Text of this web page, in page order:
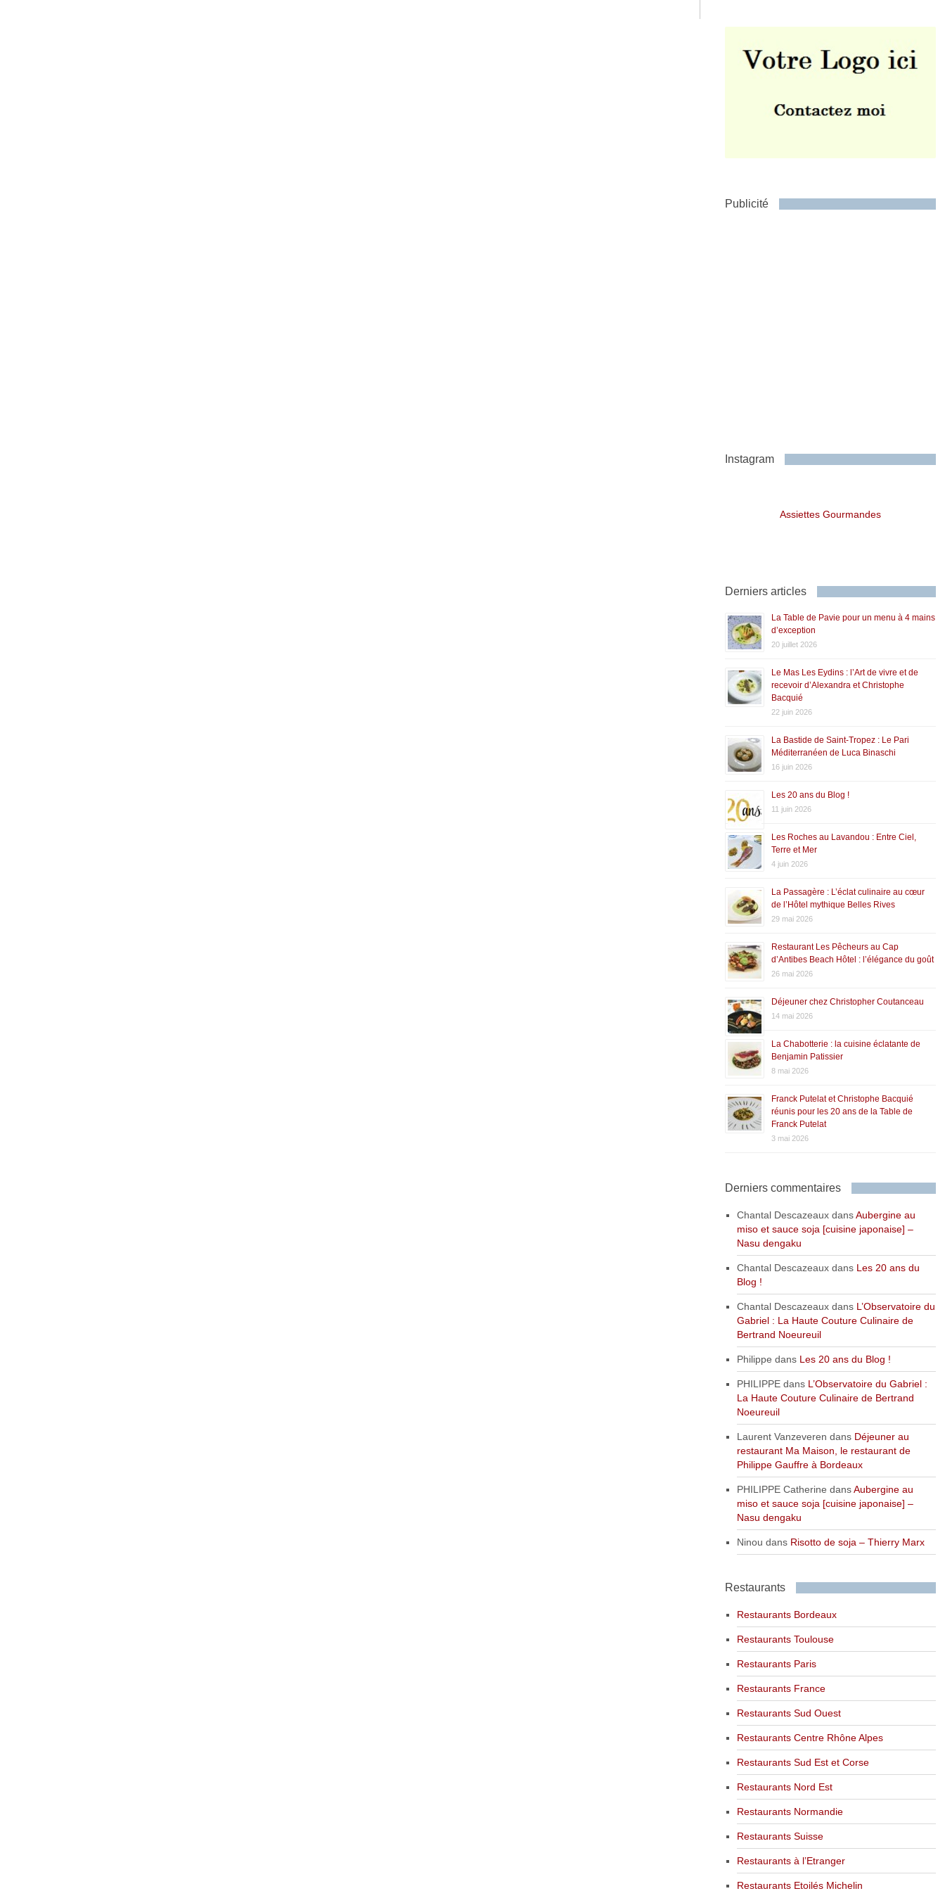
Publicité
Instagram
Assiettes Gourmandes
Derniers articles
La Table de Pavie pour un menu à 4 mains
d’exception
20 juillet 2026
Le Mas Les Eydins : l’Art de vivre et de
recevoir d’Alexandra et Christophe
Bacquié
22 juin 2026
La Bastide de Saint-Tropez : Le Pari
Méditerranéen de Luca Binaschi
16 juin 2026
Les 20 ans du Blog !
11 juin 2026
Les Roches au Lavandou : Entre Ciel,
Terre et Mer
4 juin 2026
La Passagère : L’éclat culinaire au cœur
de l’Hôtel mythique Belles Rives
29 mai 2026
Restaurant Les Pêcheurs au Cap
d’Antibes Beach Hôtel : l’élégance du goût
26 mai 2026
Déjeuner chez Christopher Coutanceau
14 mai 2026
La Chabotterie : la cuisine éclatante de
Benjamin Patissier
8 mai 2026
Franck Putelat et Christophe Bacquié
réunis pour les 20 ans de la Table de
Franck Putelat
3 mai 2026
Derniers commentaires
Chantal DescazeauxdansAubergine au
miso et sauce soja [cuisine japonaise] –
Nasu dengaku
Chantal Descazeauxdans Les 20 ans du
Blog !
Chantal Descazeauxdans L’Observatoire du
Gabriel : La Haute Couture Culinaire de
Bertrand Noeureuil
Philippe dans Les 20 ans du Blog !
PHILIPPEdans L’Observatoire du Gabriel :
La Haute Couture Culinaire de Bertrand
Noeureuil
Laurent Vanzeveren dans Déjeuner au
restaurant Ma Maison, le restaurant de
Philippe Gauffre à Bordeaux
PHILIPPE Catherine dansAubergine au
miso et sauce soja [cuisine japonaise] –
Nasu dengaku
Ninou dans Risotto de soja – Thierry Marx
Restaurants
Restaurants Bordeaux
Restaurants Toulouse
Restaurants Paris
Restaurants France
Restaurants Sud Ouest
Restaurants Centre Rhône Alpes
Restaurants Sud Est et Corse
Restaurants Nord Est
Restaurants Normandie
Restaurants Suisse
Restaurants à l’Etranger
Restaurants Etoilés Michelin